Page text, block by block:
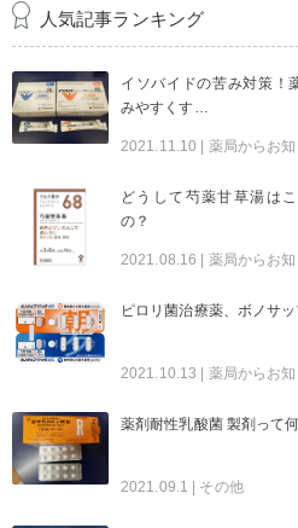
人気記事ランキング
イソバイドの苦み対策！
みやすくす…
2021.11.10 | 薬局からお
どうして芍薬甘草湯は
の？
2021.08.16 | 薬局からお
ピロリ菌治療薬、ボノサ
2021.10.13 | 薬局からお
薬剤耐性乳酸菌 製剤って
2021.09.1 | その他